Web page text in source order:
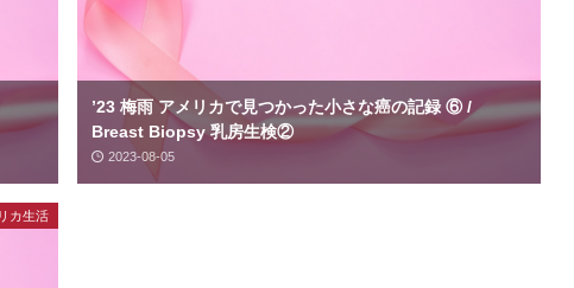
’23 梅雨 アメリカで見つかった小さな癌の記録 ⑥ /
Breast Biopsy 乳房生検②
2023-08-05
カ生活